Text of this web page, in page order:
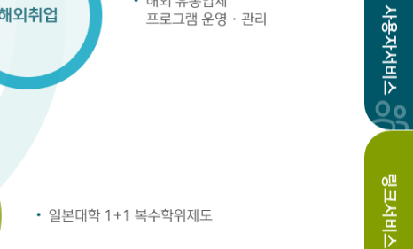
사용자서비스
링크서비스